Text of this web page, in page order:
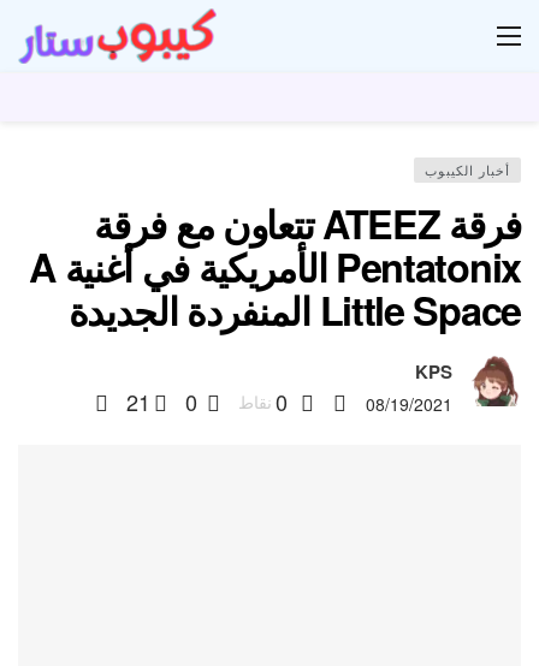
أخبار الكيبوب
فرقة ATEEZ تتعاون مع فرقة
Pentatonix الأمريكية في أغنية A
Little Space المنفردة الجديدة
KPS
08/19/2021
0 نقاط 0
21